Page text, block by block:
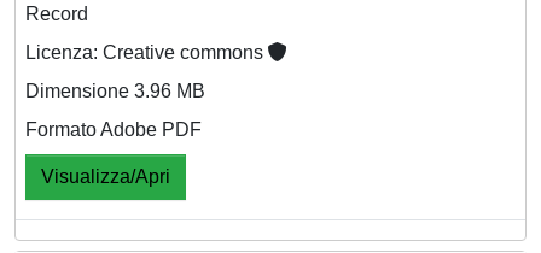
Record
Licenza: Creative commons
Dimensione 3.96 MB
Formato Adobe PDF
Visualizza/Apri